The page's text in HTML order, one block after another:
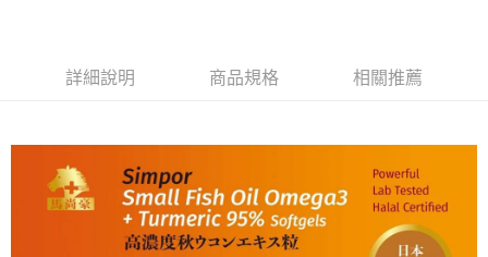
全盈+PAY
【關於「AFTEE先享後付」】
AFTEE先享後付是「在收到商品之後才付款」的支付方式。 讓您購物簡單
便利好安心！
１．簡單：不需註冊會員、不需綁卡、不需儲值。
２．便利：只要手機號碼，簡訊認證，即可結帳。
運送方式
詳細說明 商品規格 相關推薦